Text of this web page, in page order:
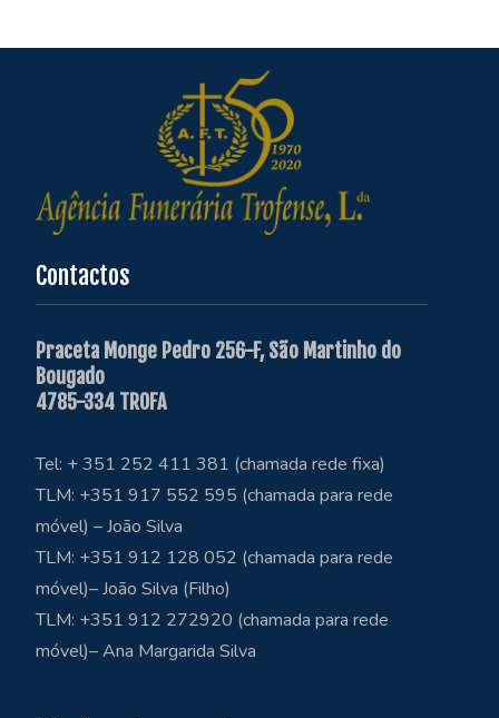
Contactos
Praceta Monge Pedro 256-F, São Martinho do
Bougado
4785-334 TROFA
Tel: + 351 252 411 381 (chamada rede fixa)
TLM: +351 917 552 595 (chamada para rede
móvel) – João Silva
TLM: +351 912 128 052 (chamada para rede
móvel)– João Silva (Filho)
TLM: +351 912 272920 (chamada para rede
móvel)– Ana Margarida Silva